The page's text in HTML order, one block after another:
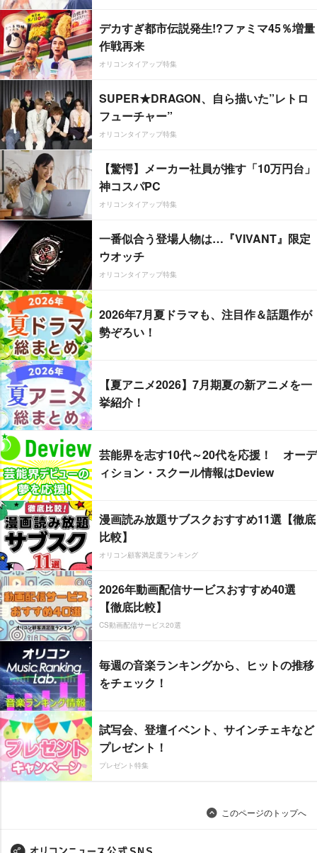
デカすぎ都市伝説発生!?ファミマ45％増量
作戦再来
オリコンタイアップ特集
SUPER★DRAGON、自ら描いた”レトロ
フューチャー”
オリコンタイアップ特集
【驚愕】メーカー社員が推す「10万円台」
神コスパPC
オリコンタイアップ特集
一番似合う登場人物は…『VIVANT』限定
ウオッチ
オリコンタイアップ特集
2026年7月夏ドラマも、注目作＆話題作が
勢ぞろい！
【夏アニメ2026】7月期夏の新アニメを一
挙紹介！
芸能界を志す10代～20代を応援！ オーデ
ィション・スクール情報はDeview
漫画読み放題サブスクおすすめ11選【徹底
比較】
オリコン顧客満足度ランキング
2026年動画配信サービスおすすめ40選
【徹底比較】
CS動画配信サービス20選
毎週の音楽ランキングから、ヒットの推移
をチェック！
試写会、登壇イベント、サインチェキなど
プレゼント！
プレゼント特集
このページのトップへ